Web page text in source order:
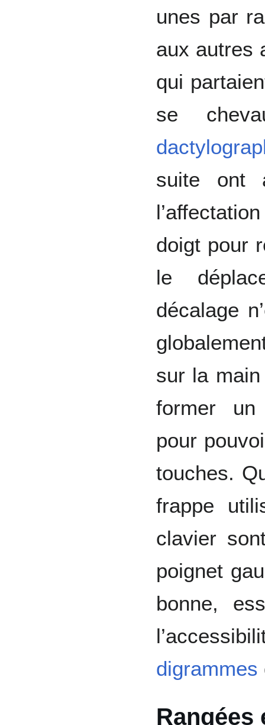
unes par
aux autres
qui
se
suite ont
doigt pour
le
décalage
sur la
former un
pour
touches.
frappe
clavier
poignet
bonne,
digrammes
Rangées